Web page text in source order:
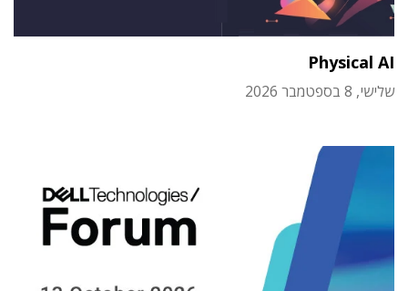
Physical AI
שלישי, 8 בספטמבר 2026